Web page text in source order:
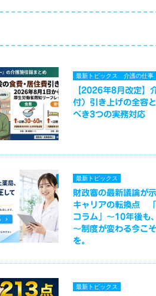
最新トピックス 介護の仕事
【2026年8月改定】
付）引き上げの全容
べき3つの実務対応
最新トピックス
財政審の最新議論が
キャリアの転換点
コラム」～10年後も
～制度が変わる今こ
を。
最新トピックス